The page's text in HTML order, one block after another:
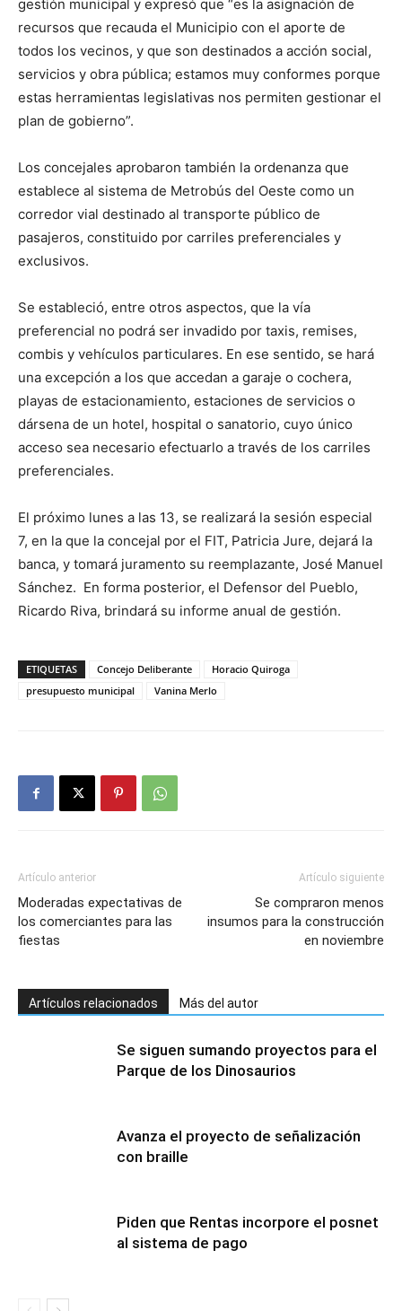
gestión municipal y expresó que “es la asignación de
recursos que recauda el Municipio con el aporte de
todos los vecinos, y que son destinados a acción social,
servicios y obra pública; estamos muy conformes porque
estas herramientas legislativas nos permiten gestionar el
plan de gobierno”.
Los concejales aprobaron también la ordenanza que
establece al sistema de Metrobús del Oeste como un
corredor vial destinado al transporte público de
pasajeros, constituido por carriles preferenciales y
exclusivos.
Se estableció, entre otros aspectos, que la vía
preferencial no podrá ser invadido por taxis, remises,
combis y vehículos particulares. En ese sentido, se hará
una excepción a los que accedan a garaje o cochera,
playas de estacionamiento, estaciones de servicios o
dársena de un hotel, hospital o sanatorio, cuyo único
acceso sea necesario efectuarlo a través de los carriles
preferenciales.
El próximo lunes a las 13, se realizará la sesión especial
7, en la que la concejal por el FIT, Patricia Jure, dejará la
banca, y tomará juramento su reemplazante, José Manuel
Sánchez. En forma posterior, el Defensor del Pueblo,
Ricardo Riva, brindará su informe anual de gestión.
ETIQUETAS Concejo Deliberante
Horacio Quiroga
presupuesto municipal
Vanina Merlo
Artículo anterior
Moderadas expectativas de
los comerciantes para las
fiestas
Artículo siguiente
Se compraron menos
insumos para la construcción
en noviembre
Artículos relacionados Más del autor
Se siguen sumando proyectos para el
Parque de los Dinosaurios
Avanza el proyecto de señalización
con braille
Piden que Rentas incorpore el posnet
al sistema de pago